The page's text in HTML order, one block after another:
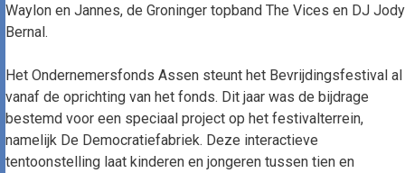
Waylon en Jannes, de Groninger topband The Vices en DJ Jody
Bernal.
Het Ondernemersfonds Assen steunt het Bevrijdingsfestival al
vanaf de oprichting van het fonds. Dit jaar was de bijdrage
bestemd voor een speciaal project op het festivalterrein,
namelijk De Democratiefabriek. Deze interactieve
tentoonstelling laat kinderen en jongeren tussen tien en